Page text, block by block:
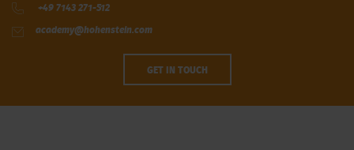
+49 7143 271-512
academy@hohenstein.com
GET IN TOUCH